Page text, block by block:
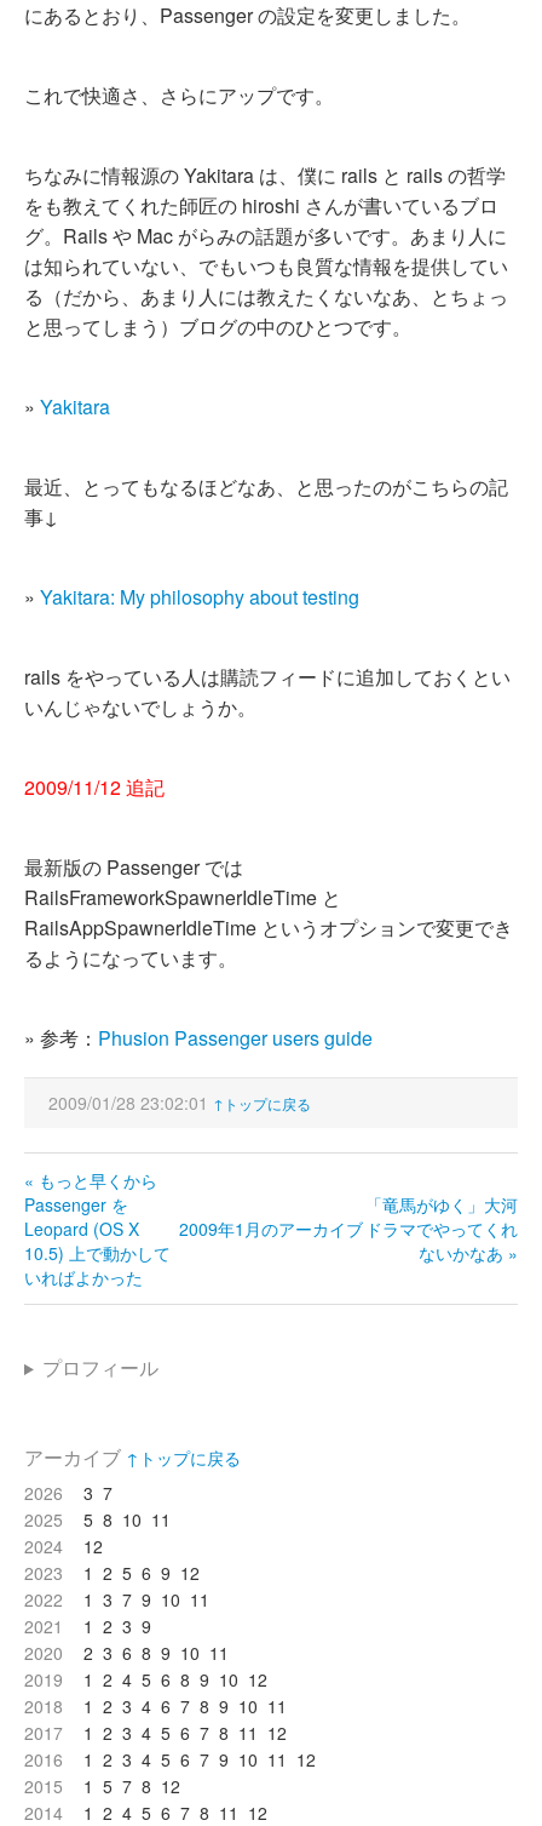
にあるとおり、Passenger の設定を変更しました。
これで快適さ、さらにアップです。
ちなみに情報源の Yakitara は、僕に rails と rails の哲学
をも教えてくれた師匠の hiroshi さんが書いているブロ
グ。Rails や Mac がらみの話題が多いです。あまり人に
は知られていない、でもいつも良質な情報を提供してい
る（だから、あまり人には教えたくないなあ、とちょっ
と思ってしまう）ブログの中のひとつです。
» Yakitara
最近、とってもなるほどなあ、と思ったのがこちらの記
事↓
» Yakitara: My philosophy about testing
rails をやっている人は購読フィードに追加しておくとい
いんじゃないでしょうか。
2009/11/12 追記
最新版の Passenger では
RailsFrameworkSpawnerIdleTime と
RailsAppSpawnerIdleTime というオプションで変更でき
るようになっています。
» 参考： Phusion Passenger users guide
2009/01/28 23:02:01 ↑トップに戻る
« もっと早くから
Passenger を
Leopard (OS X
10.5) 上で動かして
いればよかった
2009年1月のアーカイブ
「竜馬がゆく」大河
ドラマでやってくれ
ないかなあ »
プロフィール
アーカイブ ↑トップに戻る
2026
3 7
2025
5 8 10 11
2024
12
2023
1 2 5 6 9 12
2022
1 3 7 9 10 11
2021
1 2 3 9
2020
2 3 6 8 9 10 11
2019
1 2 4 5 6 8 9 10 12
2018
1 2 3 4 6 7 8 9 10 11
2017
1 2 3 4 5 6 7 8 11 12
2016
1 2 3 4 5 6 7 9 10 11 12
2015
1 5 7 8 12
2014
1 2 4 5 6 7 8 11 12